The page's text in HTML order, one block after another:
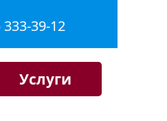
333-39-12
Услуги